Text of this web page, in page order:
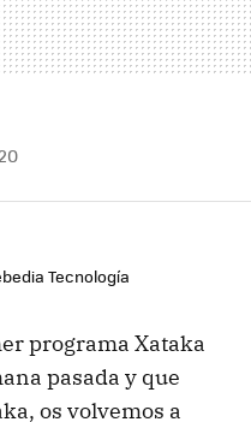
Tecnología
programa Xataka
pasada y que
os volvemos a